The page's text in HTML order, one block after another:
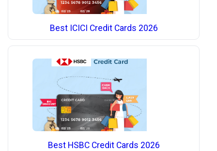
Best ICICI Credit Cards 2026
Best HSBC Credit Cards 2026